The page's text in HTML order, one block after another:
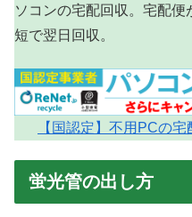
ソコンの宅配回収。宅配
短で翌日回収。
【国認定】不用PCの
蛍光管の出し方